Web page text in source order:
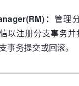
： 管理
以注册分支事务
事务提交或回滚。